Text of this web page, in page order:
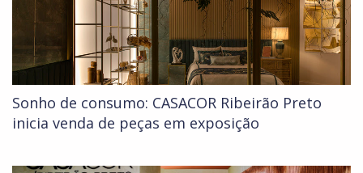
Sonho de consumo: CASACOR Ribeirão Preto
inicia venda de peças em exposição